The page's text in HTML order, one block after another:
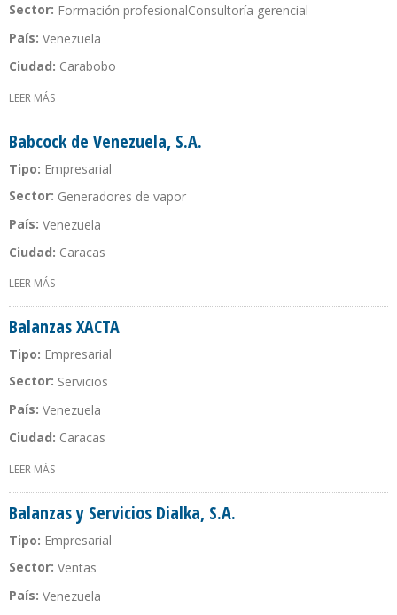
Sector: Formación profesionalConsultoría gerencial
País: Venezuela
Ciudad: Carabobo
LEER MÁS
Babcock de Venezuela, S.A.
Tipo: Empresarial
Sector: Generadores de vapor
País: Venezuela
Ciudad: Caracas
LEER MÁS
Balanzas XACTA
Tipo: Empresarial
Sector: Servicios
País: Venezuela
Ciudad: Caracas
LEER MÁS
Balanzas y Servicios Dialka, S.A.
Tipo: Empresarial
Sector: Ventas
País: Venezuela